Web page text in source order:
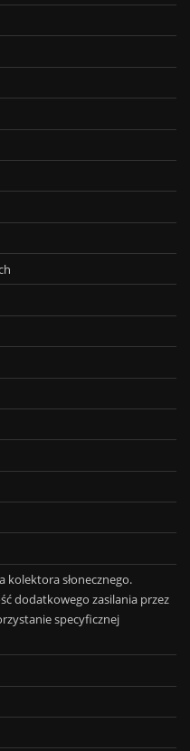
kolektora słonecznego.
dodatkowego zasilania przez
specyficznej